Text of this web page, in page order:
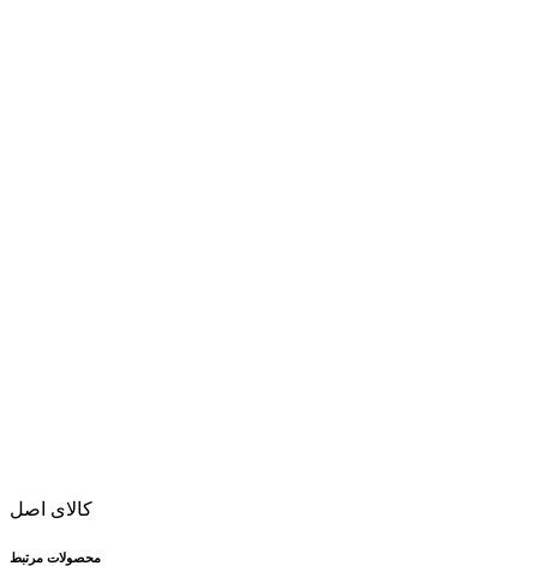
کالای اصل
محصولات مرتبط